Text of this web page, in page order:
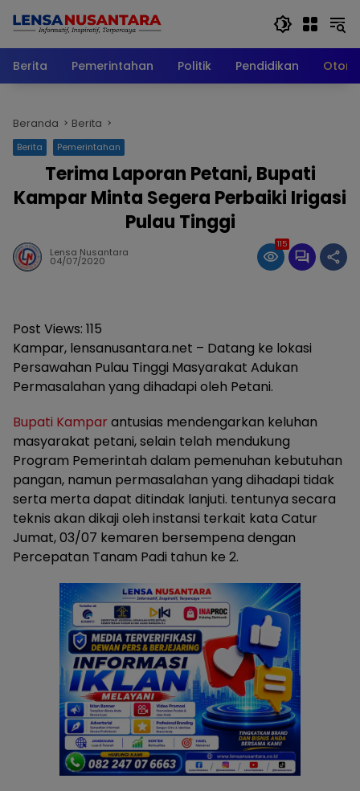
Berita
Pemerintahan Politik Pendidikan
Beranda Berita
Berita Pemerintahan
Terima Laporan Petani, Bupati
Kampar Minta Segera Perbaiki Irigasi
Pulau Tinggi
Lensa Nusantara
04/07/2020
115
Post Views: 115
Kampar, lensanusantara.net – Datang ke lokasi
Persawahan Pulau Tinggi Masyarakat Adukan
Permasalahan yang dihadapi oleh Petani.
Bupati Kampar antusias mendengarkan keluhan
masyarakat petani, selain telah mendukung
Program Pemerintah dalam pemenuhan kebutuhan
pangan, namun permasalahan yang dihadapi tidak
serta merta dapat ditindak lanjuti. tentunya secara
teknis akan dikaji oleh instansi terkait kata Catur
Jumat, 03/07 kemaren bersempena dengan
Percepatan Tanam Padi tahun ke 2.